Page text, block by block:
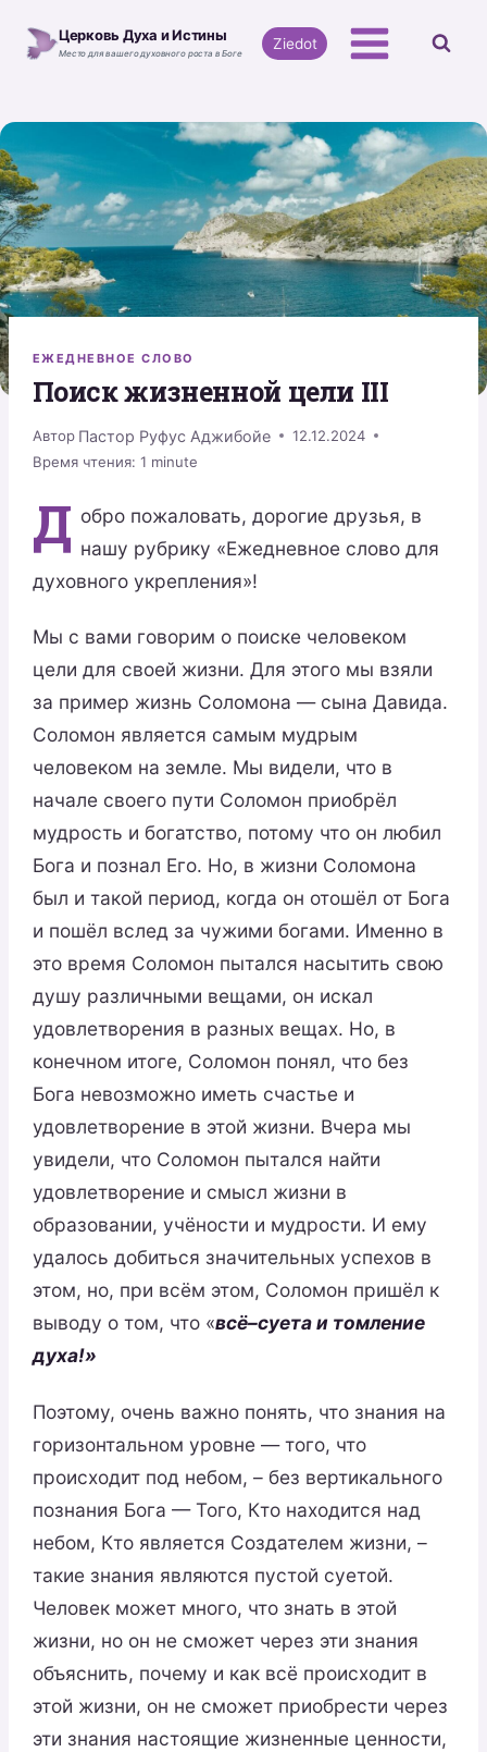
Церковь Духа и Истины
Место для вашего духовного роста в Боге
Ziedot
ЕЖЕДНЕВНОЕ СЛОВО
Поиск жизненной цели III
Автор Пастор Руфус Аджибойе
12.12.2024
Время чтения: 1 minute
Д обро пожаловать, дорогие друзья, в
нашу рубрику «Ежедневное слово для
духовного укрепления»!
Мы с вами говорим о поиске человеком
цели для своей жизни. Для этого мы взяли
за пример жизнь Соломона — сына Давида.
Соломон является самым мудрым
человеком на земле. Мы видели, что в
начале своего пути Соломон приобрёл
мудрость и богатство, потому что он любил
Бога и познал Его. Но, в жизни Соломона
был и такой период, когда он отошёл от Бога
и пошёл вслед за чужими богами. Именно в
это время Соломон пытался насытить свою
душу различными вещами, он искал
удовлетворения в разных вещах. Но, в
конечном итоге, Соломон понял, что без
Бога невозможно иметь счастье и
удовлетворение в этой жизни. Вчера мы
увидели, что Соломон пытался найти
удовлетворение и смысл жизни в
образовании, учёности и мудрости. И ему
удалось добиться значительных успехов в
этом, но, при всём этом, Соломон пришёл к
выводу о том, что «всё–суета и томление
духа!»
Поэтому, очень важно понять, что знания на
горизонтальном уровне — того, что
происходит под небом, – без вертикального
познания Бога — Того, Кто находится над
небом, Кто является Создателем жизни, –
такие знания являются пустой суетой.
Человек может много, что знать в этой
жизни, но он не сможет через эти знания
объяснить, почему и как всё происходит в
этой жизни, он не сможет приобрести через
эти знания настоящие жизненные ценности,